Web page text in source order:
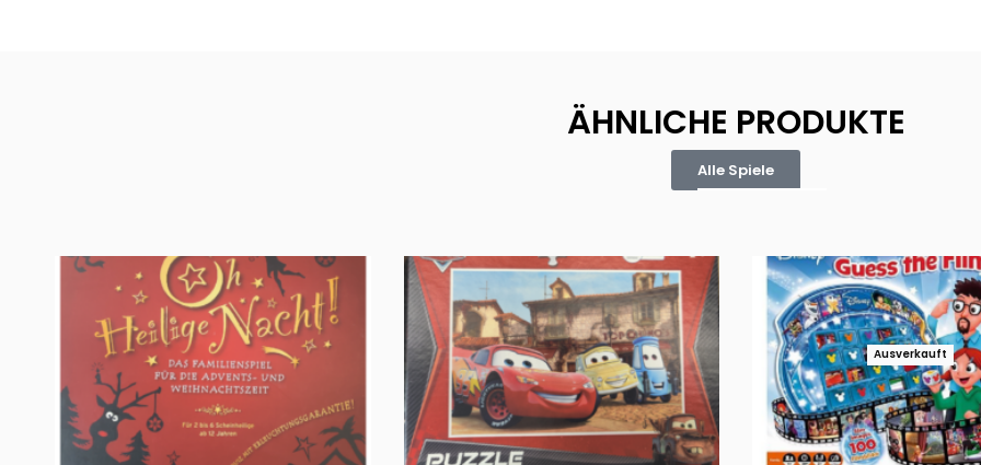
ÄHNLICHE PRODUKTE
Alle Spiele
Ausverkauft